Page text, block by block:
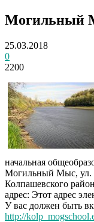
Могильный
25.03.2018
0
2200
начальная
Могильный Мыс, ул.
Колпашевского
адрес: Этот адрес
У вас должен быть
http://